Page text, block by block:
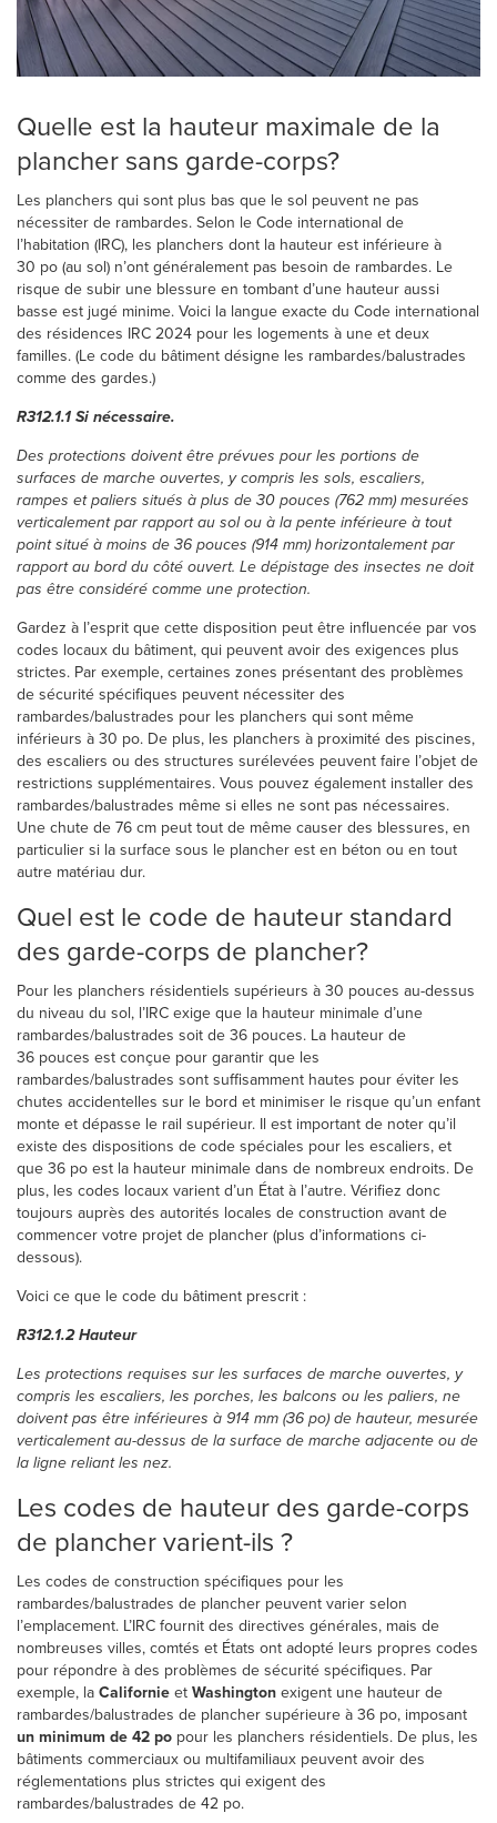
Quelle est la hauteur maximale de la
plancher sans garde-corps?
Les planchers qui sont plus bas que le sol peuvent ne pas
nécessiter de rambardes. Selon le Code international de
l’habitation (IRC), les planchers dont la hauteur est inférieure à
30 po (au sol) n’ont généralement pas besoin de rambardes. Le
risque de subir une blessure en tombant d’une hauteur aussi
basse est jugé minime. Voici la langue exacte du Code international
des résidences IRC 2024 pour les logements à une et deux
familles. (Le code du bâtiment désigne les rambardes/balustrades
comme des gardes.)
R312.1.1 Si nécessaire.
Des protections doivent être prévues pour les portions de
surfaces de marche ouvertes, y compris les sols, escaliers,
rampes et paliers situés à plus de 30 pouces (762 mm) mesurées
verticalement par rapport au sol ou à la pente inférieure à tout
point situé à moins de 36 pouces (914 mm) horizontalement par
rapport au bord du côté ouvert. Le dépistage des insectes ne doit
pas être considéré comme une protection.
Gardez à l’esprit que cette disposition peut être influencée par vos
codes locaux du bâtiment, qui peuvent avoir des exigences plus
strictes. Par exemple, certaines zones présentant des problèmes
de sécurité spécifiques peuvent nécessiter des
rambardes/balustrades pour les planchers qui sont même
inférieurs à 30 po. De plus, les planchers à proximité des piscines,
des escaliers ou des structures surélevées peuvent faire l’objet de
restrictions supplémentaires. Vous pouvez également installer des
rambardes/balustrades même si elles ne sont pas nécessaires.
Une chute de 76 cm peut tout de même causer des blessures, en
particulier si la surface sous le plancher est en béton ou en tout
autre matériau dur.
Quel est le code de hauteur standard
des garde-corps de plancher?
Pour les planchers résidentiels supérieurs à 30 pouces au-dessus
du niveau du sol, l’IRC exige que la hauteur minimale d’une
rambardes/balustrades soit de 36 pouces. La hauteur de
36 pouces est conçue pour garantir que les
rambardes/balustrades sont suffisamment hautes pour éviter les
chutes accidentelles sur le bord et minimiser le risque qu’un enfant
monte et dépasse le rail supérieur. Il est important de noter qu’il
existe des dispositions de code spéciales pour les escaliers, et
que 36 po est la hauteur minimale dans de nombreux endroits. De
plus, les codes locaux varient d’un État à l’autre. Vérifiez donc
toujours auprès des autorités locales de construction avant de
commencer votre projet de plancher (plus d’informations ci-
dessous).
Voici ce que le code du bâtiment prescrit :
R312.1.2 Hauteur
Les protections requises sur les surfaces de marche ouvertes, y
compris les escaliers, les porches, les balcons ou les paliers, ne
doivent pas être inférieures à 914 mm (36 po) de hauteur, mesurée
verticalement au-dessus de la surface de marche adjacente ou de
la ligne reliant les nez.
Les codes de hauteur des garde-corps
de plancher varient-ils ?
Les codes de construction spécifiques pour les
rambardes/balustrades de plancher peuvent varier selon
l’emplacement. L’IRC fournit des directives générales, mais de
nombreuses villes, comtés et États ont adopté leurs propres codes
pour répondre à des problèmes de sécurité spécifiques. Par
exemple, laCalifornieetWashingtonexigent une hauteur de
rambardes/balustrades de plancher supérieure à 36 po, imposant
un minimum de 42 po pour les planchers résidentiels. De plus, les
bâtiments commerciaux ou multifamiliaux peuvent avoir des
réglementations plus strictes qui exigent des
rambardes/balustrades de 42 po.